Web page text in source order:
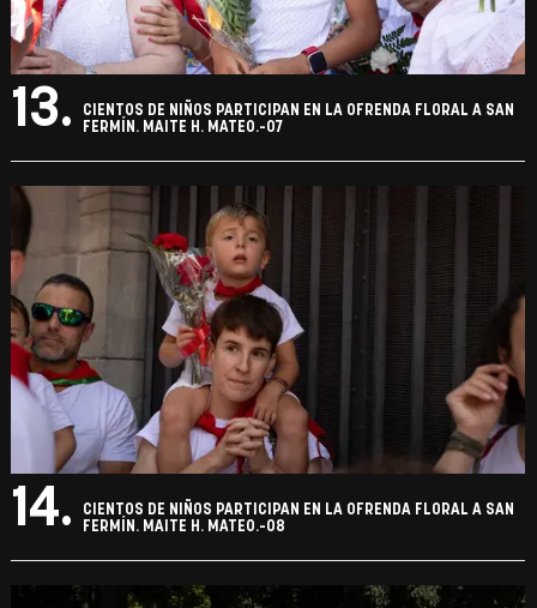
13.
CIENTOS DE NIÑOS PARTICIPAN EN LA OFRENDA FLORAL A SAN
FERMÍN. MAITE H. MATEO.-07
14.
CIENTOS DE NIÑOS PARTICIPAN EN LA OFRENDA FLORAL A SAN
FERMÍN. MAITE H. MATEO.-08